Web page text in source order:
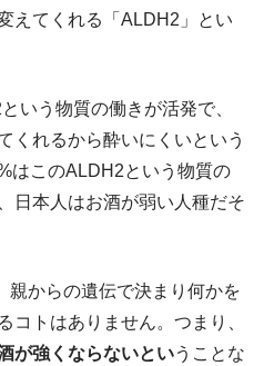
えてくれる「ALDH2」とい
いう物質の働きが活発で、
くれるから酔いにくいという
はこのALDH2という物質の
日本人はお酒が弱い人種だそ
親からの遺伝で決まり何かを
コトはありません。つまり、
が強くならないということな